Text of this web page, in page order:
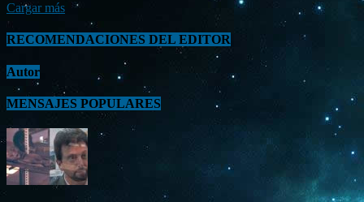
Cargar más
RECOMENDACIONES DEL EDITOR
Autor
MENSAJES POPULARES